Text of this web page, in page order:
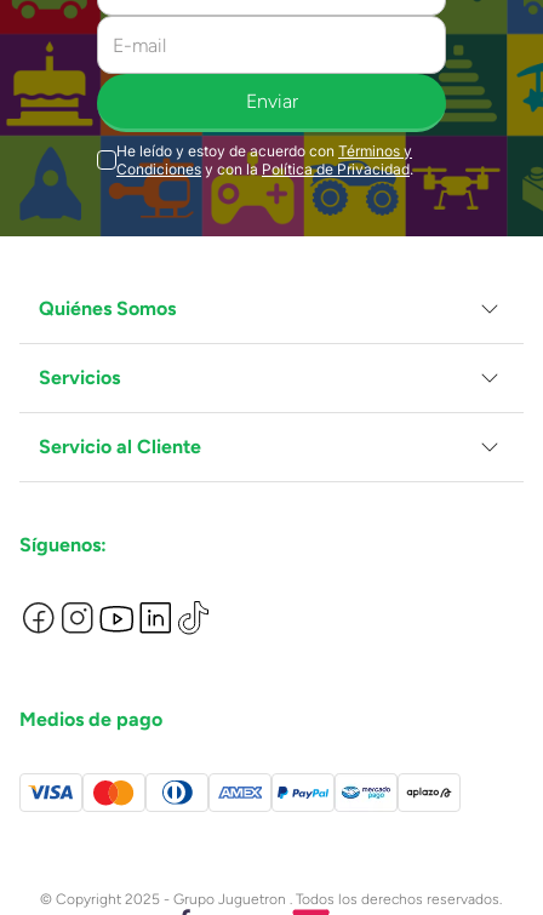
Enviar
He leído y estoy de acuerdo con Términos y
Condiciones y con la Política de Privacidad.
Quiénes Somos
Grupo Juguetron
Localiza tu tienda
Blog
Servicios
Facturación
Proveedores
Servicio al Cliente
Preguntas Frecuentes
Términos y Condiciones
Devoluciones de Compras en Línea
Síguenos:
Medios de pago
© Copyright 2025 - Grupo Juguetron . Todos los derechos reservados.